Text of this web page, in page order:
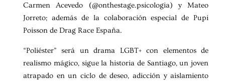
Carmen Acevedo (@onthestage.psicologia) y Mateo
Jorreto; además de la colaboración especial de Pupi
Poisson de Drag Race España.
“Poliéster” será un drama LGBT+ con elementos de
realismo mágico, sigue la historia de Santiago, un joven
atrapado en un ciclo de deseo, adicción y aislamiento